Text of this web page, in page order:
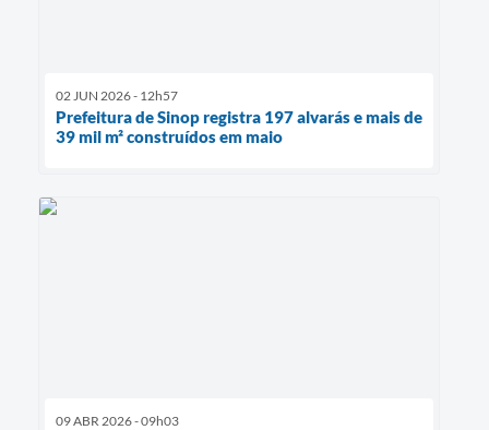
02 JUN 2026 - 12h57
Prefeitura de Sinop registra 197 alvarás e mais de
39 mil m² construídos em maio
09 ABR 2026 - 09h03